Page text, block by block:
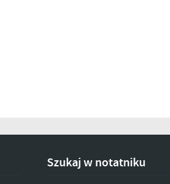
Szukaj w notatniku